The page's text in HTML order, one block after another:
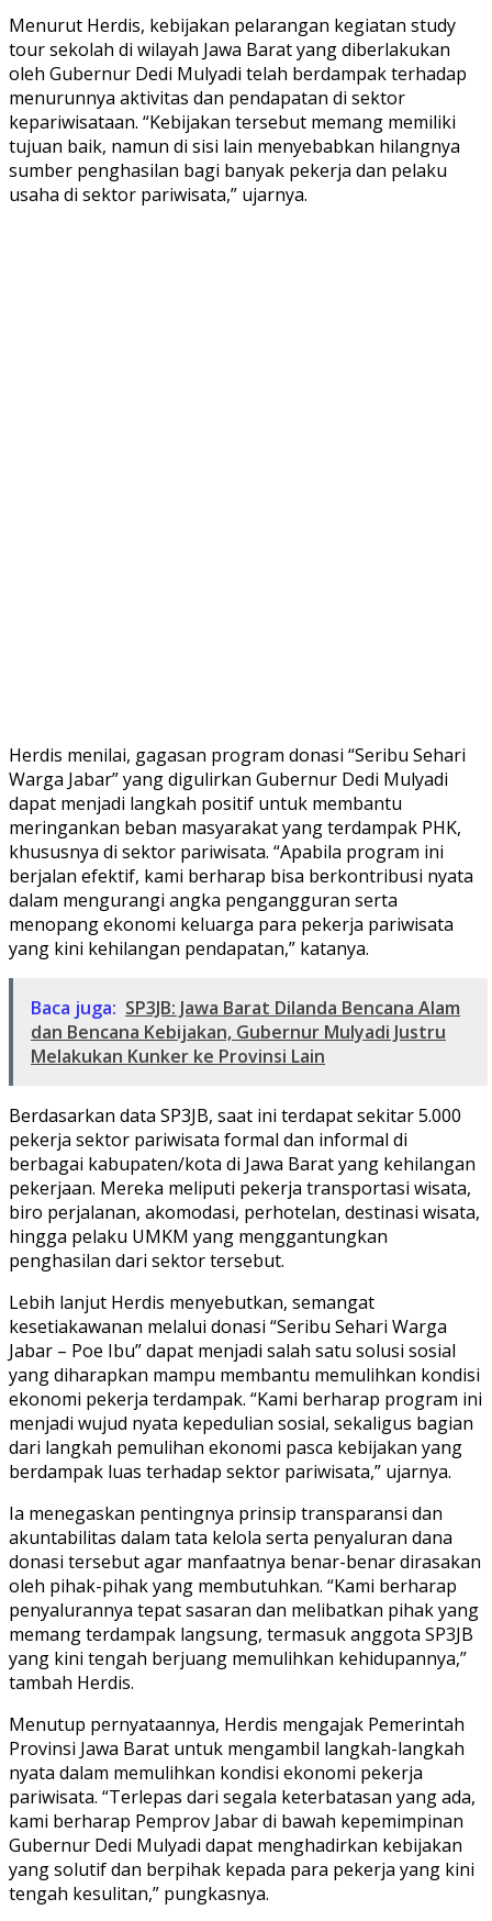
Menurut Herdis, kebijakan pelarangan kegiatan study
tour sekolah di wilayah Jawa Barat yang diberlakukan
oleh Gubernur Dedi Mulyadi telah berdampak terhadap
menurunnya aktivitas dan pendapatan di sektor
kepariwisataan. “Kebijakan tersebut memang memiliki
tujuan baik, namun di sisi lain menyebabkan hilangnya
sumber penghasilan bagi banyak pekerja dan pelaku
usaha di sektor pariwisata,” ujarnya.
Herdis menilai, gagasan program donasi “Seribu Sehari
Warga Jabar” yang digulirkan Gubernur Dedi Mulyadi
dapat menjadi langkah positif untuk membantu
meringankan beban masyarakat yang terdampak PHK,
khususnya di sektor pariwisata. “Apabila program ini
berjalan efektif, kami berharap bisa berkontribusi nyata
dalam mengurangi angka pengangguran serta
menopang ekonomi keluarga para pekerja pariwisata
yang kini kehilangan pendapatan,” katanya.
Baca juga: SP3JB: Jawa Barat Dilanda Bencana Alam
dan Bencana Kebijakan, Gubernur Mulyadi Justru
Melakukan Kunker ke Provinsi Lain
Berdasarkan data SP3JB, saat ini terdapat sekitar 5.000
pekerja sektor pariwisata formal dan informal di
berbagai kabupaten/kota di Jawa Barat yang kehilangan
pekerjaan. Mereka meliputi pekerja transportasi wisata,
biro perjalanan, akomodasi, perhotelan, destinasi wisata,
hingga pelaku UMKM yang menggantungkan
penghasilan dari sektor tersebut.
Lebih lanjut Herdis menyebutkan, semangat
kesetiakawanan melalui donasi “Seribu Sehari Warga
Jabar – Poe Ibu” dapat menjadi salah satu solusi sosial
yang diharapkan mampu membantu memulihkan kondisi
ekonomi pekerja terdampak. “Kami berharap program ini
menjadi wujud nyata kepedulian sosial, sekaligus bagian
dari langkah pemulihan ekonomi pasca kebijakan yang
berdampak luas terhadap sektor pariwisata,” ujarnya.
Ia menegaskan pentingnya prinsip transparansi dan
akuntabilitas dalam tata kelola serta penyaluran dana
donasi tersebut agar manfaatnya benar-benar dirasakan
oleh pihak-pihak yang membutuhkan. “Kami berharap
penyalurannya tepat sasaran dan melibatkan pihak yang
memang terdampak langsung, termasuk anggota SP3JB
yang kini tengah berjuang memulihkan kehidupannya,”
tambah Herdis.
Menutup pernyataannya, Herdis mengajak Pemerintah
Provinsi Jawa Barat untuk mengambil langkah-langkah
nyata dalam memulihkan kondisi ekonomi pekerja
pariwisata. “Terlepas dari segala keterbatasan yang ada,
kami berharap Pemprov Jabar di bawah kepemimpinan
Gubernur Dedi Mulyadi dapat menghadirkan kebijakan
yang solutif dan berpihak kepada para pekerja yang kini
tengah kesulitan,” pungkasnya.